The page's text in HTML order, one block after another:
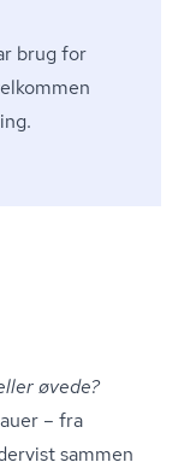
brug for
øvede?
– fra
sammen